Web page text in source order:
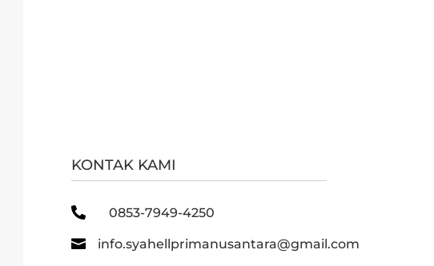
KONTAK KAMI
 0853-7949-4250
 info.syahellprimanusantara@gmail.com